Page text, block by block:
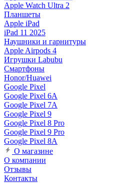
Apple Watch Ultra 2
Планшеты
Apple iPad
iPad 11 2025
Наушники и гарнитуры
Apple Airpods 4
Игрушки Labubu
Смартфоны
Honor/Huawei
Google Pixel
Google Pixel 6A
Google Pixel 7А
Google Pixel 9
Google Pixel 8 Pro
Google Pixel 9 Pro
Google Pixel 8A
О магазине
О компании
Отзывы
Контакты